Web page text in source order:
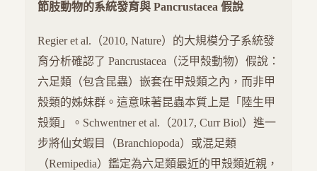
節肢動物的系統發育與 Pancrustacea 假說
Regier et al.（2010, Nature）的大規模分子系統發
育分析確認了 Pancrustacea（泛甲殼動物）假說：
六足類（包含昆蟲）嵌套在甲殼類之內，而非甲
殼類的姊妹群。這意味著昆蟲本質上是「陸生甲
殼類」。Schwentner et al.（2017, Curr Biol）進一
步將仙女蝦目（Branchiopoda）或混足類
（Remipedia）鑑定為六足類最近的甲殼類近親，